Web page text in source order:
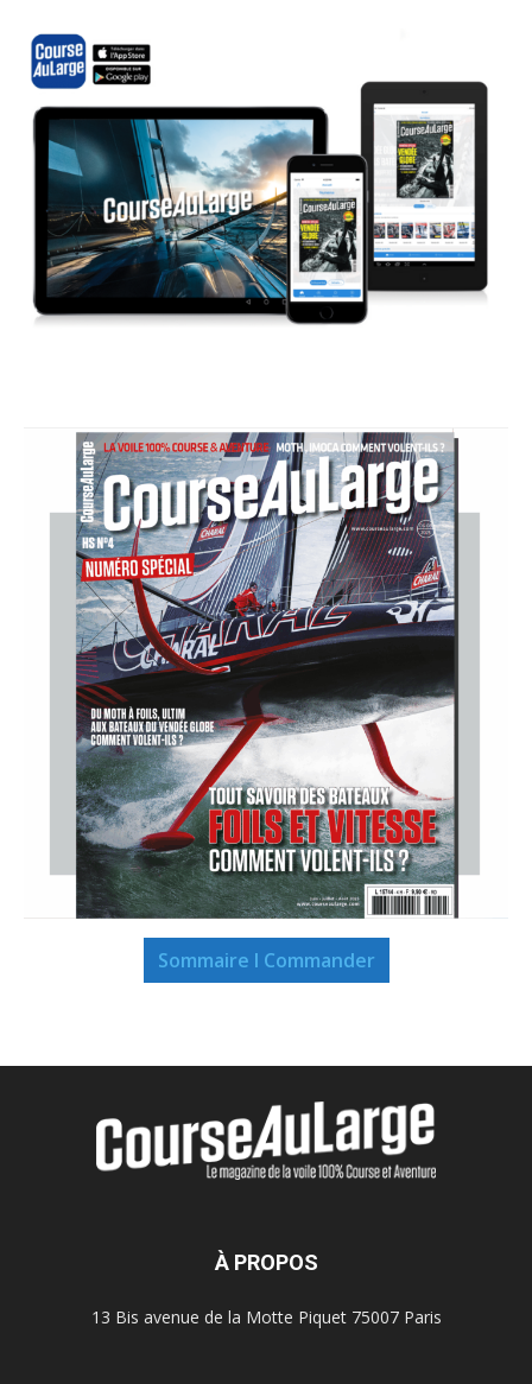
Sommaire I Commander
À PROPOS
13 Bis avenue de la Motte Piquet 75007 Paris